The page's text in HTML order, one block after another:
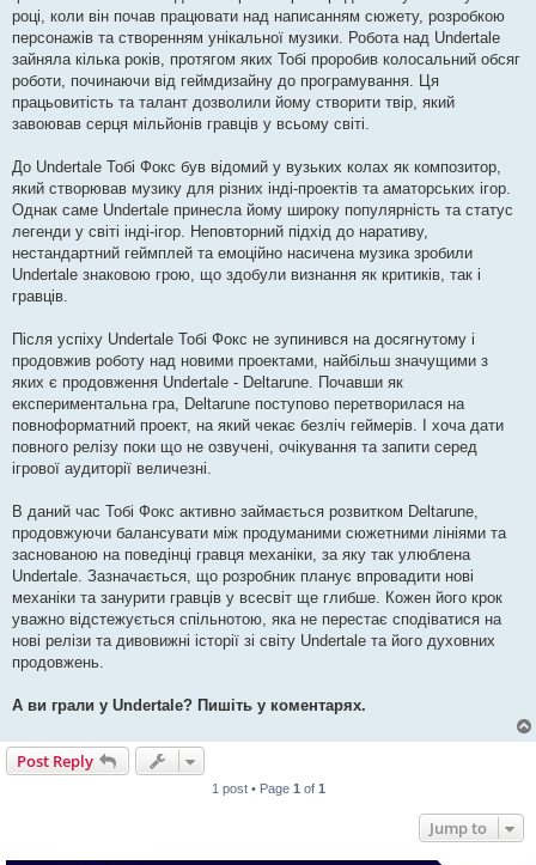
році, коли він почав працювати над написанням сюжету, розробкою
персонажів та створенням унікальної музики. Робота над Undertale
зайняла кілька років, протягом яких Тобі проробив колосальний обсяг
роботи, починаючи від геймдизайну до програмування. Ця
працьовитість та талант дозволили йому створити твір, який
завоював серця мільйонів гравців у всьому світі.
До Undertale Тобі Фокс був відомий у вузьких колах як композитор,
який створював музику для різних інді-проектів та аматорських ігор.
Однак саме Undertale принесла йому широку популярність та статус
легенди у світі інді-ігор. Неповторний підхід до наративу,
нестандартний геймплей та емоційно насичена музика зробили
Undertale знаковою грою, що здобули визнання як критиків, так і
гравців.
Після успіху Undertale Тобі Фокс не зупинився на досягнутому і
продовжив роботу над новими проектами, найбільш значущими з
яких є продовження Undertale - Deltarune. Почавши як
експериментальна гра, Deltarune поступово перетворилася на
повноформатний проект, на який чекає безліч геймерів. І хоча дати
повного релізу поки що не озвучені, очікування та запити серед
ігрової аудиторії величезні.
В даний час Тобі Фокс активно займається розвитком Deltarune,
продовжуючи балансувати між продуманими сюжетними лініями та
заснованою на поведінці гравця механіки, за яку так улюблена
Undertale. Зазначається, що розробник планує впровадити нові
механіки та занурити гравців у всесвіт ще глибше. Кожен його крок
уважно відстежується спільнотою, яка не перестає сподіватися на
нові релізи та дивовижні історії зі світу Undertale та його духовних
продовжень.
А ви грали у Undertale? Пишіть у коментарях.
Post Reply
1 post • Page 1 of 1
Jump to